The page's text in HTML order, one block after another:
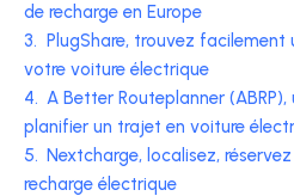
de recharge en Europe
3. PlugShare, trouvez facilement
votre voiture électrique
4. A Better Routeplanner
planifier un trajet en voiture
5. Nextcharge, localisez,
recharge électrique